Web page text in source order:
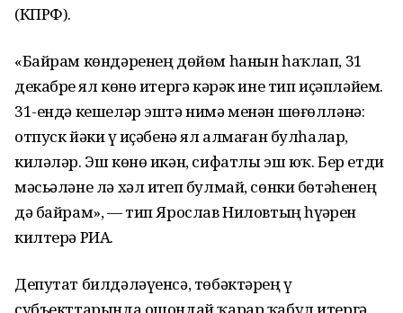
(КПРФ).
«Байрам көндәренең дөйөм һанын һаҡлап, 31
декабрҙе ял көнө итергә кәрәк ине тип иҫәпләйем.
31-ендә кешеләр эштә нимә менән шөғөлләнә:
отпуск йәки үҙ иҫәбенә ял алмаған булһалар,
киләләр. Эш көнө икән, сифатлы эш юҡ. Бер етди
мәсьәләне лә хәл итеп булмай, сөнки бөтәһенең
дә байрам», — тип Ярослав Ниловтың һүҙҙәрен
килтерә РИА.
Депутат билдәләүенсә, төбәктәрҙең үҙ